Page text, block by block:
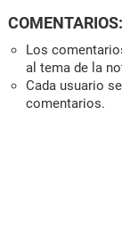
COMENTARIOS:
Los
al tema de la
Cada usuario
comentarios.